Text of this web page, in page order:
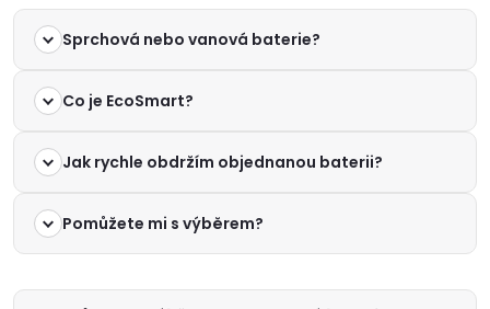
Sprchová nebo vanová baterie?
Co je EcoSmart?
Jak rychle obdržím objednanou baterii?
Pomůžete mi s výběrem?